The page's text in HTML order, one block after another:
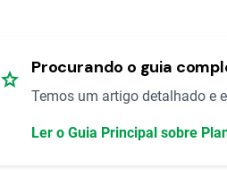
star Procurando o guia
Temos um artigo detalhado e
Ler o Guia Principal sobre